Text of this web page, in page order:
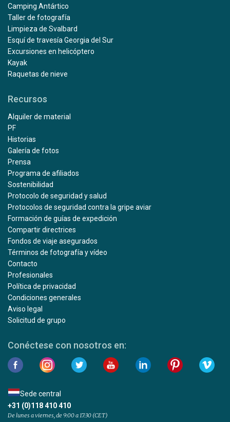
Camping Antártico
Taller de fotografía
Limpieza de Svalbard
Esquí de travesía Georgia del Sur
Excursiones en helicóptero
Kayak
Raquetas de nieve
Recursos
Alquiler de material
PF
Historias
Galería de fotos
Prensa
Programa de afiliados
Sostenibilidad
Protocolo de seguridad y salud
Protocolos de seguridad contra la gripe aviar
Formación de guías de expedición
Compartir directrices
Fondos de viaje asegurados
Términos de fotografía y vídeo
Contacto
Profesionales
Política de privacidad
Condiciones generales
Aviso legal
Solicitud de grupo
Conéctese con nosotros en:
Sede central
+31 (0)118 410 410
De lunes a viernes, de 9:00 a 17:30 (CET)